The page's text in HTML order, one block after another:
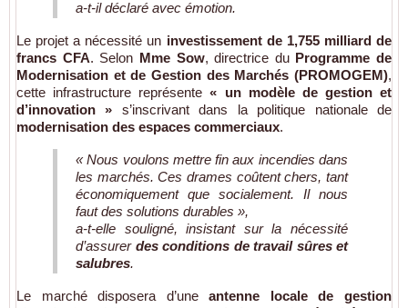
a-t-il déclaré avec émotion.
Le projet a nécessité un investissement de 1,755 milliard de
francs CFA. Selon Mme Sow, directrice du Programme de
Modernisation et de Gestion des Marchés (PROMOGEM),
cette infrastructure représente« un modèle de gestion et
d’innovation » s’inscrivant dans la politique nationale de
modernisation des espaces commerciaux.
« Nous voulons mettre fin aux incendies dans
les marchés. Ces drames coûtent chers, tant
économiquement que socialement. Il nous
faut des solutions durables »,
a-t-elle souligné, insistant sur la nécessité
d’assurer des conditions de travail sûres et
salubres.
Le marché disposera d’uneantenne locale de gestion